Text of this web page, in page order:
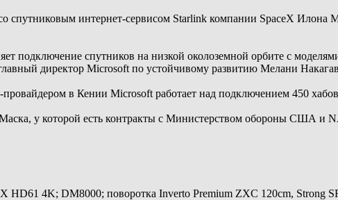
спутниковым интернет-сервисом Starlink компании SpaceX Илона
подключение спутников на низкой околоземной орбите с
директор Microsoft по устойчивому развитию Мелани
в Кении Microsoft работает над подключением 450
у которой есть контракты с Министерством обороны США и
4K; DM8000; поворотка Inverto Premium ZXC 120cm, Strong